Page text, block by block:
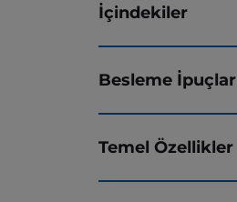
İçindekiler
Besleme
Temel Özellikler